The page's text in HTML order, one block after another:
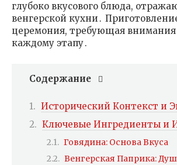
глубоко вкусового блюда,
венгерской кухни․
церемония, требующая
каждому этапу․
Содержание
Исторический Контекст и
Ключевые Ингредиенты и
Говядина: Основа Вкуса
Венгерская Паприка: